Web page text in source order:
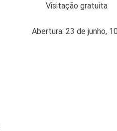
Visitação gratuita
Abertura: 23 de junho,